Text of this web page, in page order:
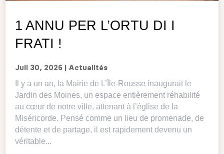
1 ANNU PER L’ORTU DI I
FRATI !
Juil 30, 2026 Actualités
Il y a un an, la Mairie de L’Île-Rousse inaugurait le
Jardin des Moines, un espace entièrement réhabilité
au cœur de notre ville, attenant à l’église de la
Miséricorde. Pensé comme un lieu de promenade, de
détente et de partage, il est rapidement devenu un
véritable...